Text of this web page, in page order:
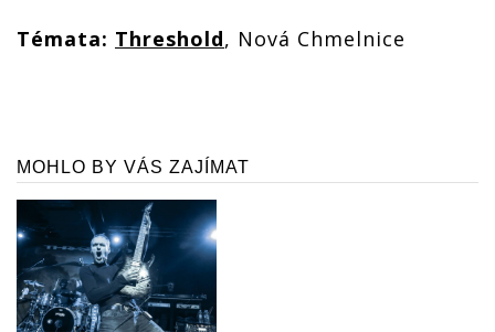
Témata: Threshold, Nová Chmelnice
MOHLO BY VÁS ZAJÍMAT